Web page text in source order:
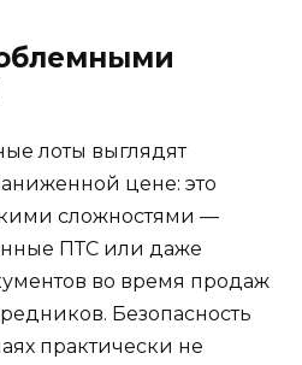
лоты выглядят
цене: это
сложностями —
ПТС или даже
во время продаж
Безопасность
практически не